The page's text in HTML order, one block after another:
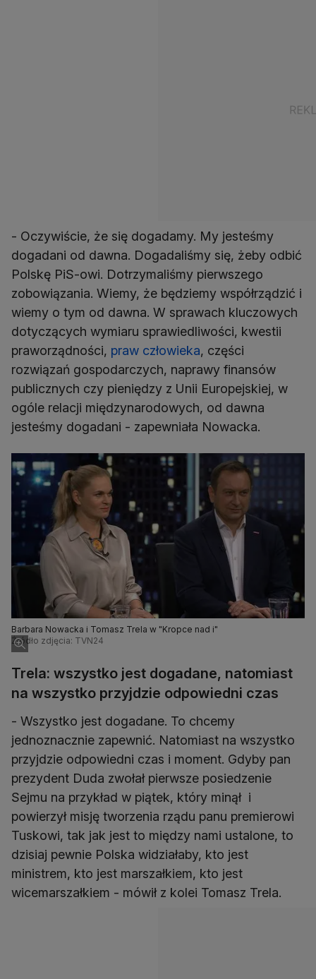
- Oczywiście, że się dogadamy. My jesteśmy
dogadani od dawna. Dogadaliśmy się, żeby odbić
Polskę PiS-owi. Dotrzymaliśmy pierwszego
zobowiązania. Wiemy, że będziemy współrządzić i
wiemy o tym od dawna. W sprawach kluczowych
dotyczących wymiaru sprawiedliwości, kwestii
praworządności, praw człowieka, części
rozwiązań gospodarczych, naprawy finansów
publicznych czy pieniędzy z Unii Europejskiej, w
ogóle relacji międzynarodowych, od dawna
jesteśmy dogadani - zapewniała Nowacka.
Barbara Nowacka i Tomasz Trela w "Kropce nad i"
Źródło zdjęcia: TVN24
Trela: wszystko jest dogadane, natomiast
na wszystko przyjdzie odpowiedni czas
- Wszystko jest dogadane. To chcemy
jednoznacznie zapewnić. Natomiast na wszystko
przyjdzie odpowiedni czas i moment. Gdyby pan
prezydent Duda zwołał pierwsze posiedzenie
Sejmu na przykład w piątek, który minął i
powierzył misję tworzenia rządu panu premierowi
Tuskowi, tak jak jest to między nami ustalone, to
dzisiaj pewnie Polska widziałaby, kto jest
ministrem, kto jest marszałkiem, kto jest
wicemarszałkiem - mówił z kolei Tomasz Trela.